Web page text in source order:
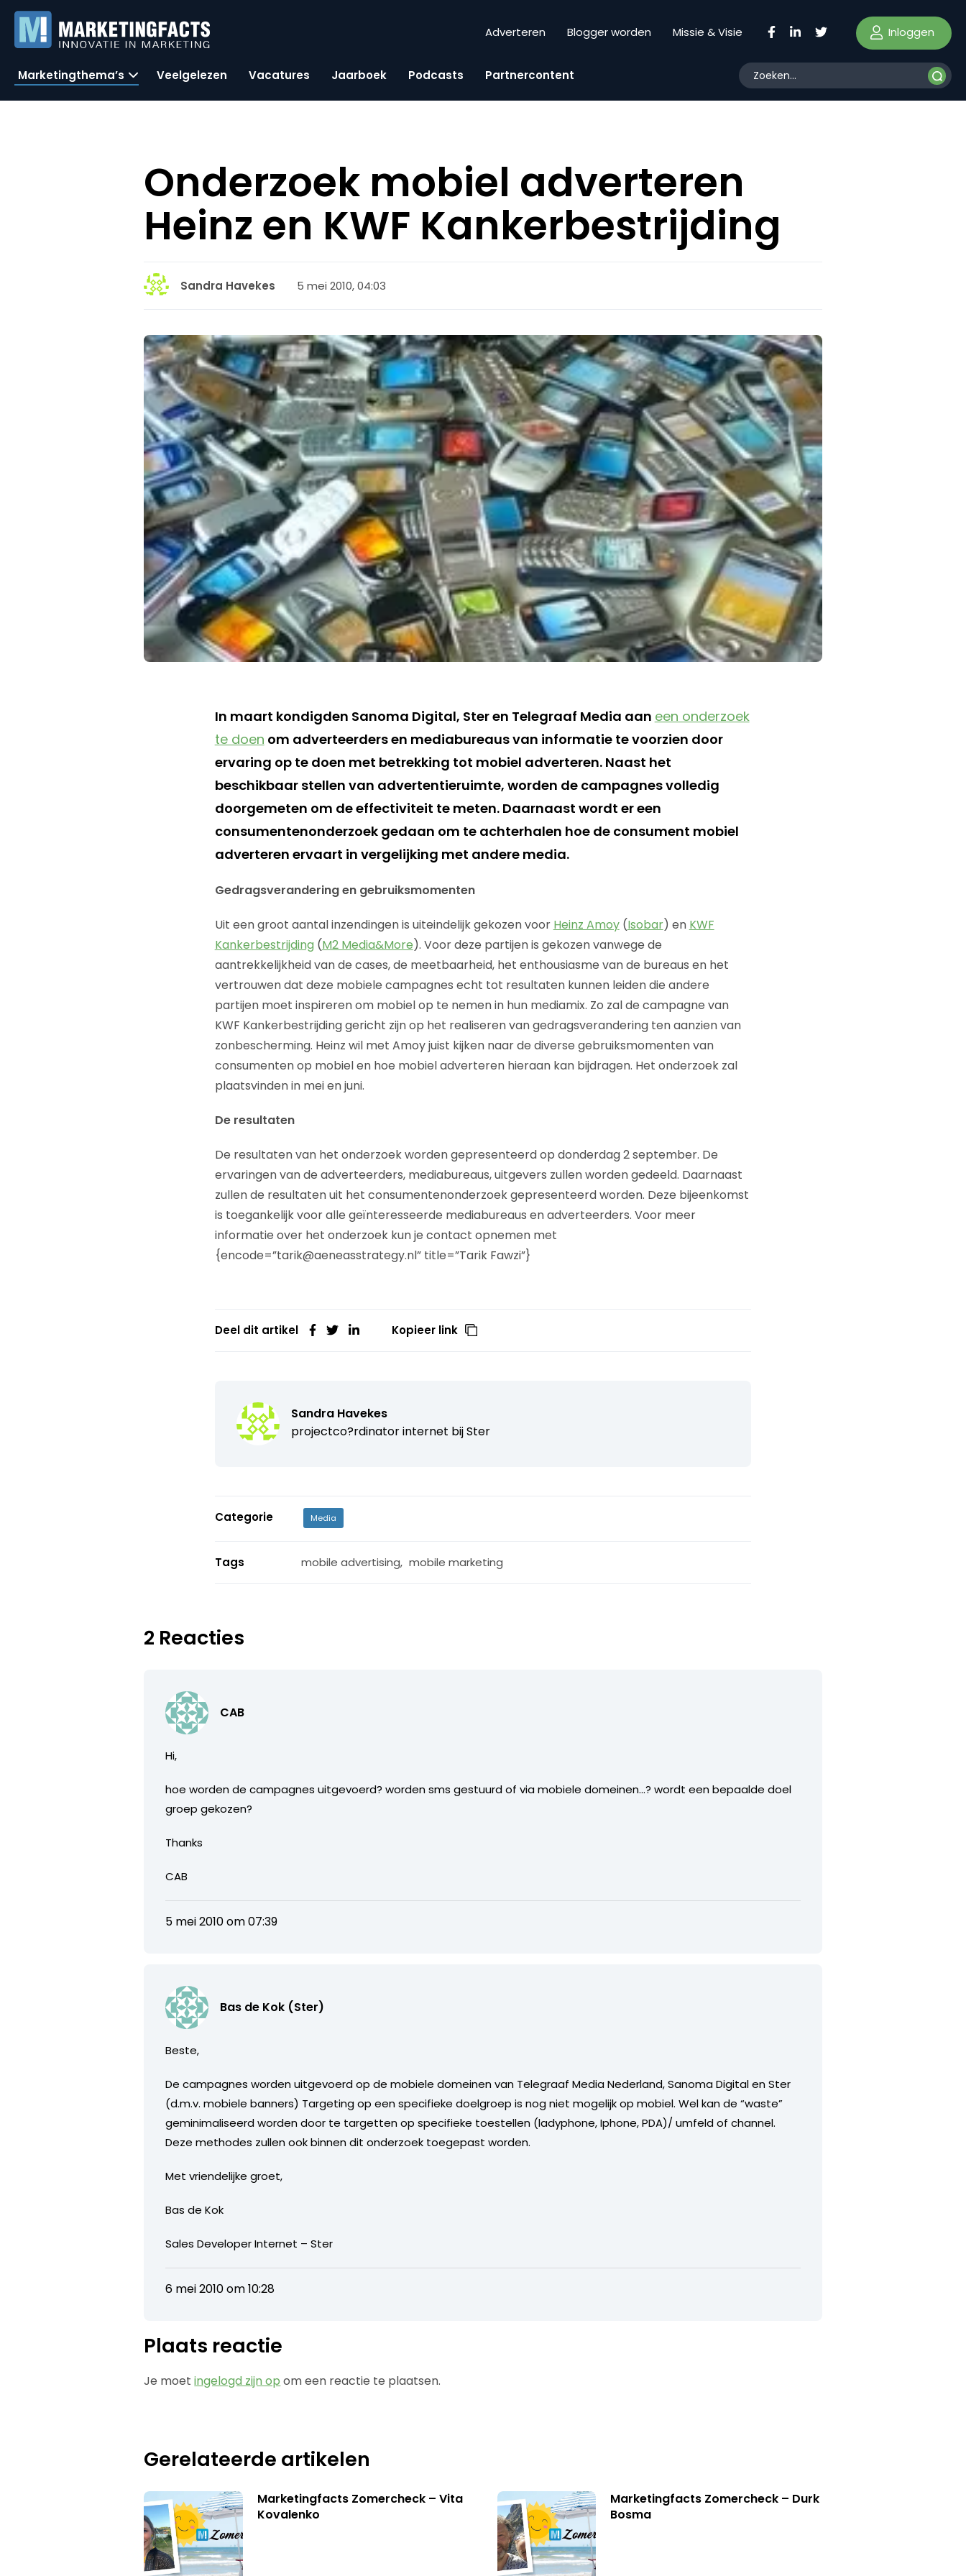
Adverteren Blogger worden Missie & Visie Inloggen
Marketingthema’s Veelgelezen Vacatures Jaarboek Podcasts Partnercontent
Onderzoek mobiel adverteren
Heinz en KWF Kankerbestrijding
Sandra Havekes 5 mei 2010, 04:03
In maart kondigden Sanoma Digital, Ster en Telegraaf Media aan een onderzoek
te doen om adverteerders en mediabureaus van informatie te voorzien door
ervaring op te doen met betrekking tot mobiel adverteren. Naast het
beschikbaar stellen van advertentieruimte, worden de campagnes volledig
doorgemeten om de effectiviteit te meten. Daarnaast wordt er een
consumentenonderzoek gedaan om te achterhalen hoe de consument mobiel
adverteren ervaart in vergelijking met andere media.
Gedragsverandering en gebruiksmomenten
Uit een groot aantal inzendingen is uiteindelijk gekozen voor Heinz Amoy(Isobar) en KWF
Kankerbestrijding (M2 Media&More). Voor deze partijen is gekozen vanwege de
aantrekkelijkheid van de cases, de meetbaarheid, het enthousiasme van de bureaus en het
vertrouwen dat deze mobiele campagnes echt tot resultaten kunnen leiden die andere
partijen moet inspireren om mobiel op te nemen in hun mediamix. Zo zal de campagne van
KWF Kankerbestrijding gericht zijn op het realiseren van gedragsverandering ten aanzien van
zonbescherming. Heinz wil met Amoy juist kijken naar de diverse gebruiksmomenten van
consumenten op mobiel en hoe mobiel adverteren hieraan kan bijdragen. Het onderzoek zal
plaatsvinden in mei en juni.
De resultaten
De resultaten van het onderzoek worden gepresenteerd op donderdag 2 september. De
ervaringen van de adverteerders, mediabureaus, uitgevers zullen worden gedeeld. Daarnaast
zullen de resultaten uit het consumentenonderzoek gepresenteerd worden. Deze bijeenkomst
is toegankelijk voor alle geïnteresseerde mediabureaus en adverteerders. Voor meer
informatie over het onderzoek kun je contact opnemen met
{encode=”tarik@aeneasstrategy.nl” title=”Tarik Fawzi”}
Deel dit artikel Kopieer link
Sandra Havekes
projectco?rdinator internet bijSter
Categorie Media
Tags mobile advertising, mobile marketing
2 Reacties
CAB
Hi,
hoe worden de campagnes uitgevoerd? worden sms gestuurd of via mobiele domeinen…? wordt een bepaalde doel
groep gekozen?
Thanks
CAB
5 mei 2010 om 07:39
Bas de Kok (Ster)
Beste,
De campagnes worden uitgevoerd op de mobiele domeinen van Telegraaf Media Nederland, Sanoma Digital en Ster
(d.m.v. mobiele banners) Targeting op een specifieke doelgroep is nog niet mogelijk op mobiel. Wel kan de “waste”
geminimaliseerd worden door te targetten op specifieke toestellen (ladyphone, Iphone, PDA)/ umfeld of channel.
Deze methodes zullen ook binnen dit onderzoek toegepast worden.
Met vriendelijke groet,
Bas de Kok
Sales Developer Internet – Ster
6 mei 2010 om 10:28
Plaats reactie
Je moetingelogd zijn op om een reactie te plaatsen.
Gerelateerde artikelen
Marketingfacts Zomercheck – Vita
Kovalenko
Marketingfacts Zomercheck – Durk
Bosma